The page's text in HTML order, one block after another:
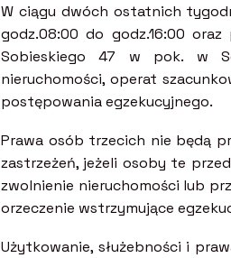
W ciągu dwóch ostatnich
godz.08:00 do godz.16:00
Sobieskiego 47 w pok. w
nieruchomości, operat
postępowania egzekucyjnego.
Prawa osób trzecich nie będą
zastrzeżeń, jeżeli osoby te
zwolnienie nieruchomości lub
orzeczenie wstrzymujące
Użytkowanie, służebności i